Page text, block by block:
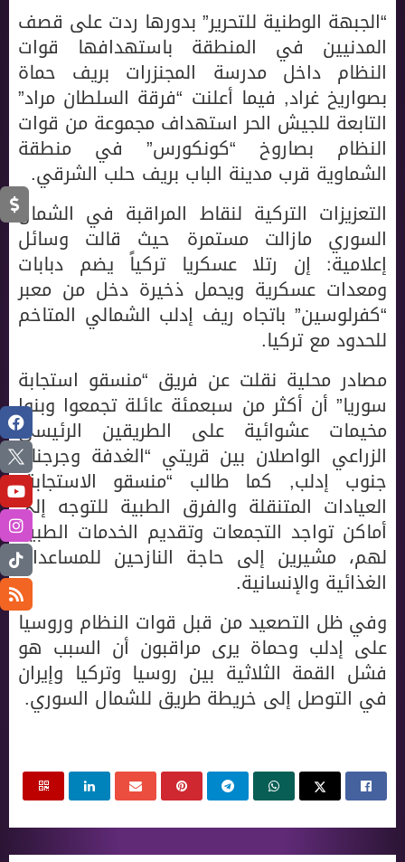
“الجبهة الوطنية للتحرير” بدورها ردت على قصف
المدنيين في المنطقة باستهدافها قوات
النظام داخل مدرسة المجنزرات بريف حماة
بصواريخ غراد, فيما أعلنت “فرقة السلطان مراد”
التابعة للجيش الحر استهداف مجموعة من قوات
النظام بصاروخ “كونكورس” في منطقة
الشماوية قرب مدينة الباب بريف حلب الشرقي.
التعزيزات التركية لنقاط المراقبة في الشمال
السوري مازالت مستمرة حيث قالت وسائل
إعلامية: إن رتلا عسكريا تركياً يضم دبابات
ومعدات عسكرية ويحمل ذخيرة دخل من معبر
“كفرلوسين” باتجاه ريف إدلب الشمالي المتاخم
للحدود مع تركيا.
مصادر محلية نقلت عن فريق “منسقو استجابة
سوريا” أن أكثر من سبعمئة عائلة تجمعوا وبنوا
مخيمات عشوائية على الطريقين الرئيسي
الزراعي الواصلان بين قريتي “الغدفة وجرجناز”
جنوب إدلب, كما طالب “منسقو الاستجابة”
العيادات المتنقلة والفرق الطبية للتوجه إلى
أماكن تواجد التجمعات وتقديم الخدمات الطبية
لهم، مشيرين إلى حاجة النازحين للمساعدات
الغذائية والإنسانية.
وفي ظل التصعيد من قبل قوات النظام وروسيا
على إدلب وحماة يرى مراقبون أن السبب هو
فشل القمة الثلاثية بين روسيا وتركيا وإيران
في التوصل إلى خريطة طريق للشمال السوري.